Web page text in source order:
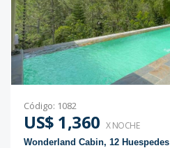
Código: 1082
US$ 1,360 X NOCHE
Wonderland Cabin, 12 Huespedes